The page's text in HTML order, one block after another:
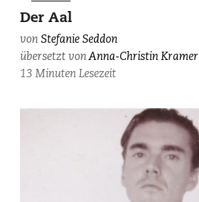
Der Aal
vonStefanie Seddon
übersetzt vonAnna-Christin Kramer
13 Minuten Lesezeit